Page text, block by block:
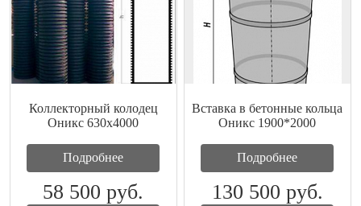
Коллекторный колодец
Оникс 630x4000
Подробнее
58 500 руб.
Вставка в бетонные кольца
Оникс 1900*2000
Подробнее
130 500 руб.